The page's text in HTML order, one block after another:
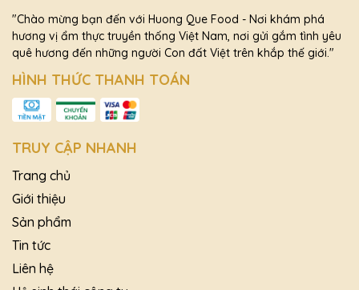
"Chào mừng bạn đến với Huong Que Food - Nơi khám phá
hương vị ẩm thực truyền thống Việt Nam, nơi gửi gắm tình yêu
quê hương đến những người Con đất Việt trên khắp thế giới."
HÌNH THỨC THANH TOÁN
TRUY CẬP NHANH
Trang chủ
Giới thiệu
Sản phẩm
Tin tức
Liên hệ